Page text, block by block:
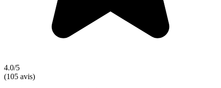
4.0/5
(105 avis)